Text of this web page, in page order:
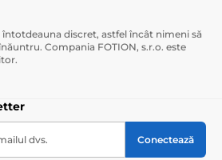
discret, astfel încât nimeni să
Compania FOTION, s.r.o. este
dvs. Conectează